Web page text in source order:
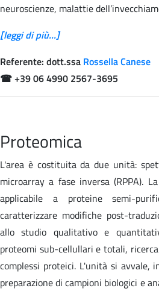
neuroscienze, malattie
[leggi di più...]
Referente: dott.ssa Rossella Canese
☎+39 06 4990 2567-3695
Proteomica
L'area è costituita da due unità:
microarray a fase inversa (RPPA).
applicabile a proteine semi-
caratterizzare modifiche post-
allo studio qualitativo e
proteomi sub-cellullari e totali,
complessi proteici. L'unità si avvale,
preparazione di campioni biologici e